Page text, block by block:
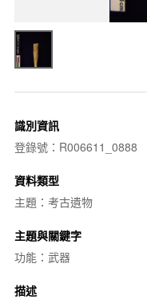
識別資訊
登錄號：R006611_0888
資料類型
主題：考古遺物
主題與關鍵字
功能：武器
描述